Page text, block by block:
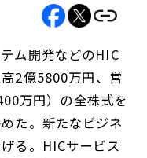
ム開発などのHIC
2億5800万円、営
万円）の全株式を
た。新たなビジネ
る。HICサービス